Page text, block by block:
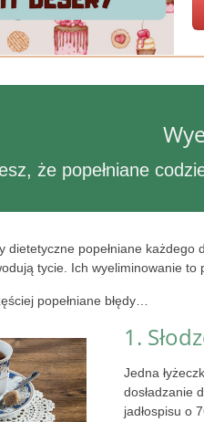
że popełniane
dietetyczne popełniane
tycie. Ich wyeliminowanie
popełniane błędy…
1.
Jedna
dosładzanie
jadłospisu o